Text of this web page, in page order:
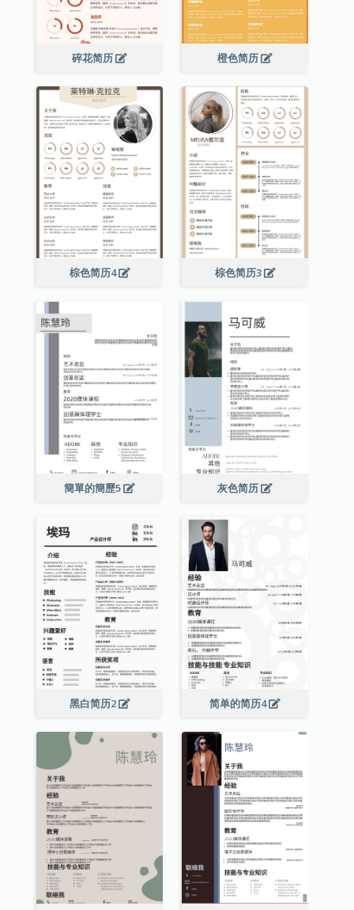
碎花简历 橙色简历
棕色简历4 棕色简历3
簡單的簡歷5 灰色简历
黑白简历2 简单的简历4